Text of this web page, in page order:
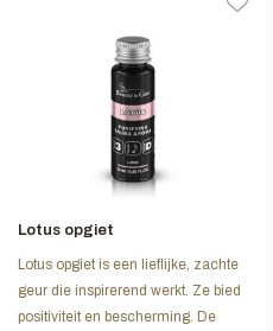
Lotus opgiet
Lotus opgiet is een lieflijke, zachte
geur die inspirerend werkt. Ze bied
positiviteit en bescherming. De